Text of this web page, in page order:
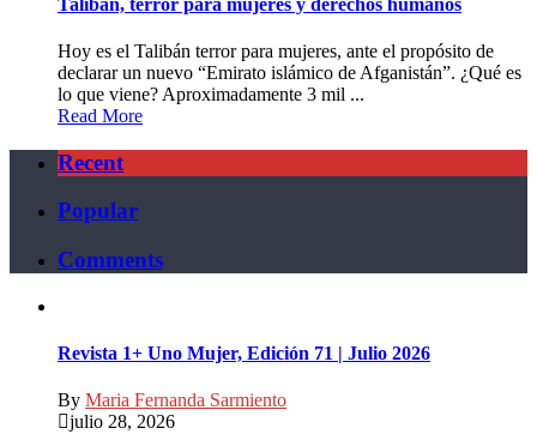
Hoy es el Talibán terror para mujeres, ante el propósito de
declarar un nuevo “Emirato islámico de Afganistán”. ¿Qué es
lo que viene? Aproximadamente 3 mil ...
Read More
Recent
Popular
Comments
Revista 1+ Uno Mujer, Edición 71 | Julio 2026
By Maria Fernanda Sarmiento
julio 28, 2026